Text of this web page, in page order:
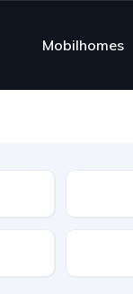
Mobilhomes